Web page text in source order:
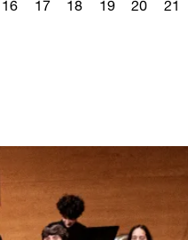
16
17
18
19
20
21